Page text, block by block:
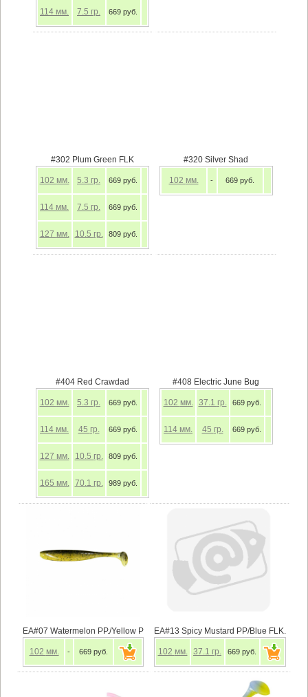
114 мм. 7.5 гр. 669 руб.
#302 Plum Green FLK
102 мм. 5.3 гр. 669 руб.
114 мм. 7.5 гр. 669 руб.
127 мм. 10.5 гр. 809 руб.
#320 Silver Shad
102 мм. - 669 руб.
#404 Red Crawdad
102 мм. 5.3 гр. 669 руб.
114 мм. 45 гр. 669 руб.
127 мм. 10.5 гр. 809 руб.
165 мм. 70.1 гр. 989 руб.
#408 Electric June Bug
102 мм. 37.1 гр. 669 руб.
114 мм. 45 гр. 669 руб.
EA#07 Watermelon PP./Yellow P
102 мм. - 669 руб.
EA#13 Spicy Mustard PP/Blue FLK.
102 мм. 37.1 гр. 669 руб.